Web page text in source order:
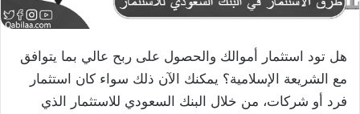
هل تود استثمار أموالك والحصول على ربح عالي بما يتوافق
مع الشريعة الإسلامية؟ يمكنك الآن ذلك سواء كان استثمار
فرد أو شركات، من خلال البنك السعودي للاستثمار الذي